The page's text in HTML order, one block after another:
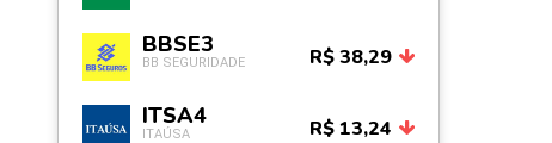
BBSE3
BB SEGURIDADE R$ 38,29
ITSA4
ITAÚSA R$ 13,24